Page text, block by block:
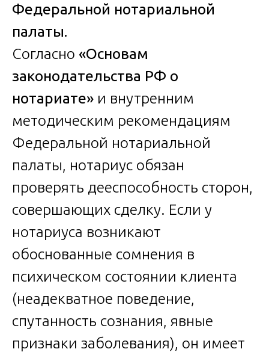
Федеральной нотариальной
палаты.
Согласно «Основам
законодательства РФ о
нотариате» и внутренним
методическим рекомендациям
Федеральной нотариальной
палаты, нотариус обязан
проверять дееспособность сторон,
совершающих сделку. Если у
нотариуса возникают
обоснованные сомнения в
психическом состоянии клиента
(неадекватное поведение,
спутанность сознания, явные
признаки заболевания), он имеет